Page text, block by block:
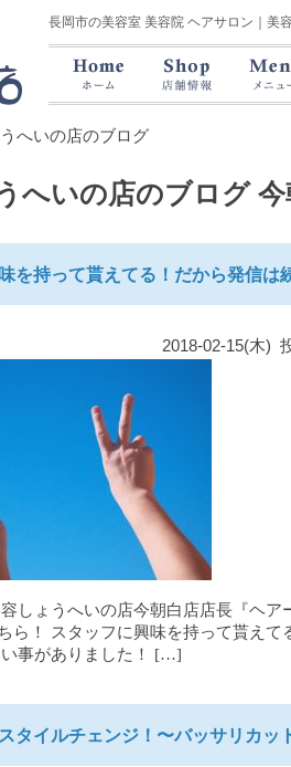
長岡市の美容室 美容院 ヘアサロン｜美
へいの店のブログ
へいの店のブログ今
を持って貰えてる！だから発信は
2018-02-15(木)
しょうへいの店今朝白店店長『ヘ
ら！ スタッフに興味を持って貰え
事がありました！ […]
タイルチェンジ！〜バッサリカッ